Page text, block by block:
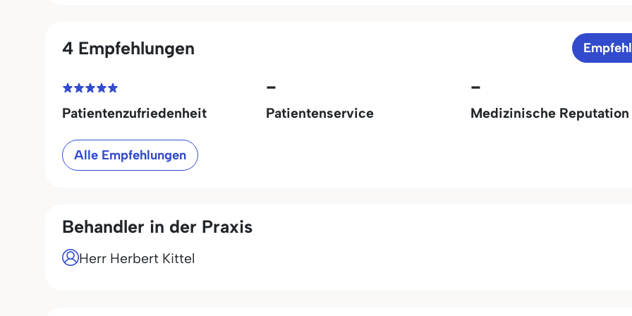
4 Empfehlungen
Patientenzufriedenheit
-
Patientenservice
-
Medizinische Reputation
Alle Empfehlungen
Behandler in der Praxis
Herr Herbert Kittel